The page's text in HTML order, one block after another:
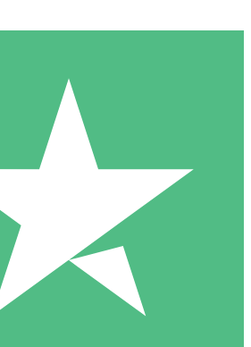
di Crediti Individuali
crediti di download. Nessun impegno
1 Download
10